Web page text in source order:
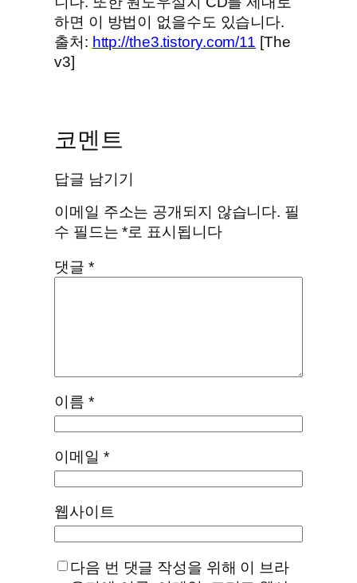
하면 이 방법이 없을수도 있습니다.
출처: http://the3.tistory.com/11 [The
v3]
코멘트
답글 남기기
이메일 주소는 공개되지 않습니다. 필
수 필드는*로 표시됩니다
댓글 *
이름 *
이메일 *
웹사이트
다음 번 댓글 작성을 위해 이 브라